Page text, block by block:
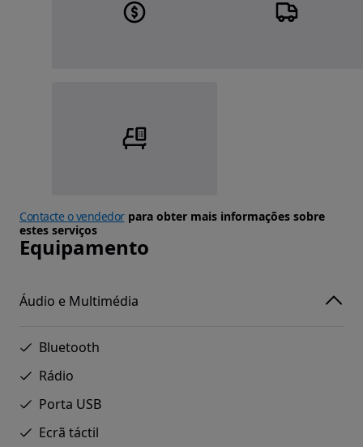
Contacte o vendedorpara obter mais informações sobre
estes serviços
Equipamento
Áudio e Multimédia
Bluetooth
Rádio
Porta USB
Ecrã táctil